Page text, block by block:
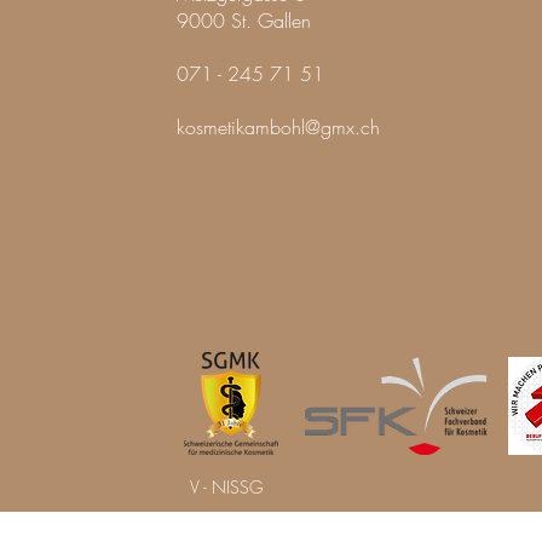
9000 St. Gallen
071 - 245 71 51
kosmetikambohl@gmx.ch
V - NISSG